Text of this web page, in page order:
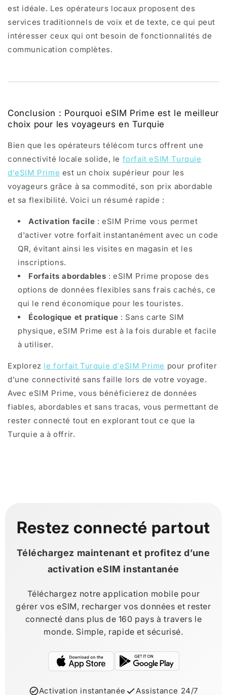
est idéale. Les opérateurs locaux proposent des
services traditionnels de voix et de texte, ce qui peut
intéresser ceux qui ont besoin de fonctionnalités de
communication complètes.
Conclusion : Pourquoi eSIM Prime est le meilleur
choix pour les voyageurs en Turquie
Bien que les opérateurs télécom turcs offrent une
connectivité locale solide, le forfait eSIM Turquie
d'eSIM Prime est un choix supérieur pour les
voyageurs grâce à sa commodité, son prix abordable
et sa flexibilité. Voici un résumé rapide :
Activation facile : eSIM Prime vous permet
d'activer votre forfait instantanément avec un code
QR, évitant ainsi les visites en magasin et les
inscriptions.
Forfaits abordables : eSIM Prime propose des
options de données flexibles sans frais cachés, ce
qui le rend économique pour les touristes.
Écologique et pratique : Sans carte SIM
physique, eSIM Prime est à la fois durable et facile
à utiliser.
Explorez le forfait Turquie d'eSIM Prime pour profiter
d'une connectivité sans faille lors de votre voyage.
Avec eSIM Prime, vous bénéficierez de données
fiables, abordables et sans tracas, vous permettant de
rester connecté tout en explorant tout ce que la
Turquie a à offrir.
Restez connecté partout
Téléchargez maintenant et profitez d’une
activation eSIM instantanée
Téléchargez notre application mobile pour
gérer vos eSIM, recharger vos données et rester
connecté dans plus de 160 pays à travers le
monde. Simple, rapide et sécurisé.
Activation instantanée Assistance 24/7